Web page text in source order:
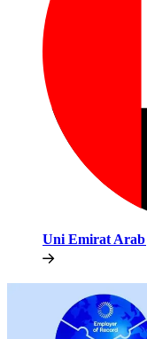
Uni Emirat Arab​​